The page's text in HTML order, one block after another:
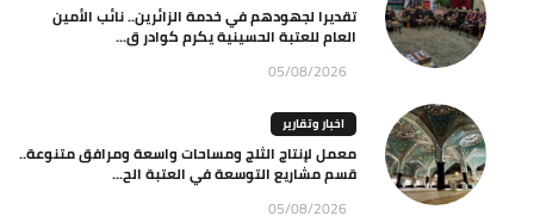
تقديرا لجهودهم في خدمة الزائرين.. نائب الأمين
العام للعتبة الحسينية يكرم كوادر ق...
05/08/2026
اخبار وتقارير
معمل لإنتاج الثلج ومساحات واسعة ومرافق متنوعة..
قسم مشاريع التوسعة في العتبة الح...
05/08/2026